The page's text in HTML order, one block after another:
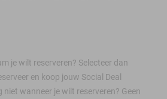
je wilt reserveren? Selecteer dan
en koop jouw Social Deal
niet wanneer je wilt reserveren? Geen